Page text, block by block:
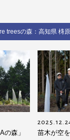
treesの森：高知県 梼
の森」
苗木が空